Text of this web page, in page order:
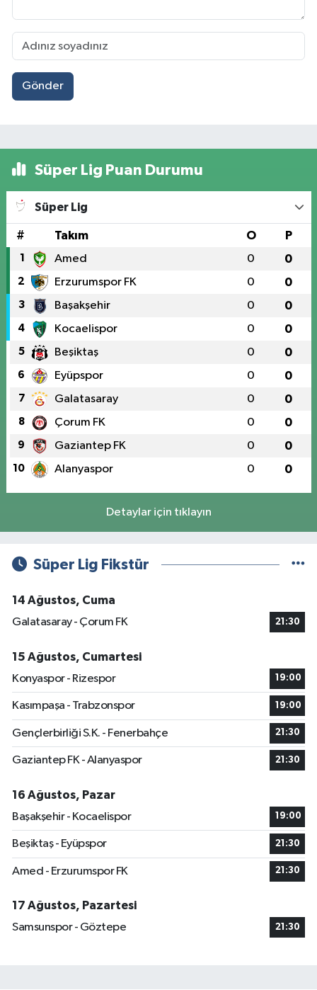
Gönder
Süper Lig Puan Durumu
Süper Lig
# Takım O P
1 Amed 0 0
2 Erzurumspor FK 0 0
3 Başakşehir 0 0
4 Kocaelispor 0 0
5 Beşiktaş 0 0
6 Eyüpspor 0 0
7 Galatasaray 0 0
8 Çorum FK 0 0
9 Gaziantep FK 0 0
10 Alanyaspor 0 0
Detaylar için tıklayın
Süper Lig Fikstür
14 Ağustos, Cuma
Galatasaray - Çorum FK
21:30
15 Ağustos, Cumartesi
Konyaspor - Rizespor
19:00
Kasımpaşa - Trabzonspor 19:00
Gençlerbirliği S.K. - Fenerbahçe 21:30
Gaziantep FK - Alanyaspor 21:30
16 Ağustos, Pazar
Başakşehir - Kocaelispor
19:00
Beşiktaş - Eyüpspor 21:30
Amed - Erzurumspor FK 21:30
17 Ağustos, Pazartesi
Samsunspor - Göztepe
21:30